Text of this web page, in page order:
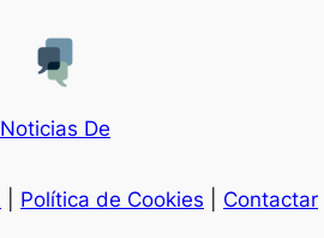
Noticias De
Política de Cookies Contactar